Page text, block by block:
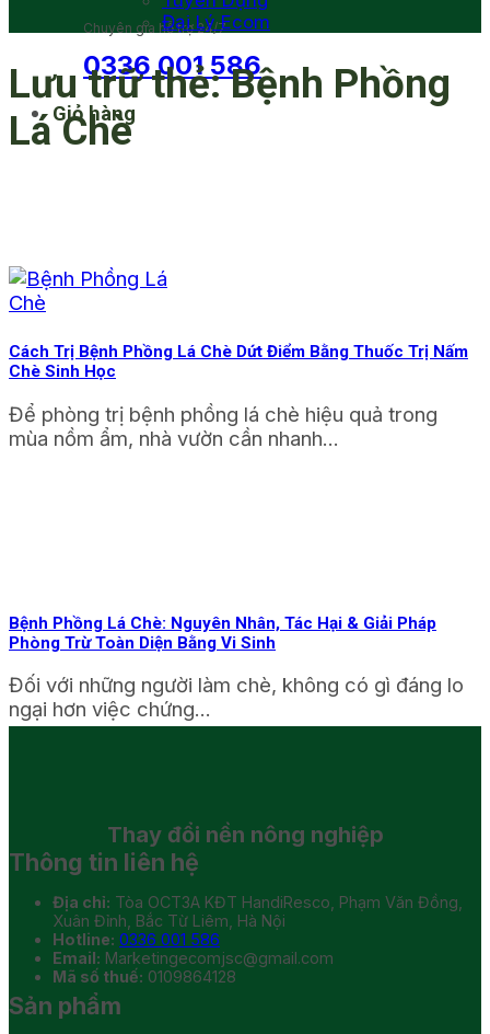
Chuyên gia hỗ trợ 24/7
0336 001 586
Giỏ hàng
Đại Lý Ecom
Lưu trữ thẻ:Bệnh Phồng
Lá Chè
Cách Trị Bệnh Phồng Lá Chè Dứt Điểm Bằng Thuốc Trị Nấm
Chè Sinh Học
Để phòng trị bệnh phồng lá chè hiệu quả trong
mùa nồm ẩm, nhà vườn cần nhanh...
Bệnh Phồng Lá Chè: Nguyên Nhân, Tác Hại & Giải Pháp
Phòng Trừ Toàn Diện Bằng Vi Sinh
Đối với những người làm chè, không có gì đáng lo
ngại hơn việc chứng...
Thay đổi nền nông nghiệp
Thông tin liên hệ
Địa chỉ: Tòa OCT3A KĐT HandiResco, Phạm Văn Đồng,
Xuân Đỉnh, Bắc Từ Liêm, Hà Nội
Hotline: 0336 001 586
Email: Marketingecomjsc@gmail.com
Mã số thuế: 0109864128
Sản phẩm